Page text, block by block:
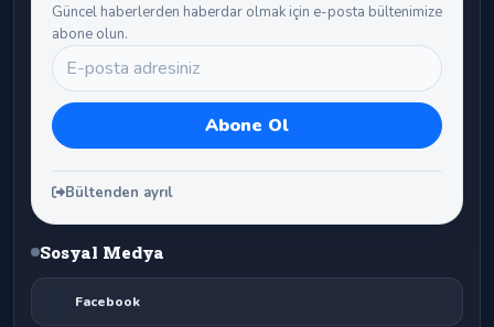
Güncel haberlerden haberdar olmak için e-posta bültenimize
abone olun.
Bültenden ayrıl
Sosyal Medya
Facebook